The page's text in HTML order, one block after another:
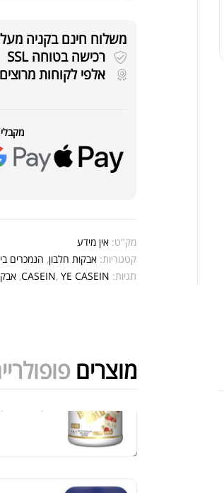
משלוח חינם בקניה מעל ₪500
רכישה בטוחה SSL
אלפי לקוחות מרוצים
מק"ט: אין מידע
קטגוריות: אבקות חלבון, הנמכרים
תגיות:
CASEIN,YE CASEIN
,
מוצרים
מציג 1–6 מתוך 524 תוצאות
סידור ברירת מחדל
שייקר
₪40.00
אבקת חלבון